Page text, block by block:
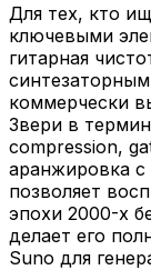
Для тех, кто
ключевыми
гитарная
коммерчески
Звери в
compression,
аранжировка
позволяет
эпохи 2000-х
делает его
Suno для